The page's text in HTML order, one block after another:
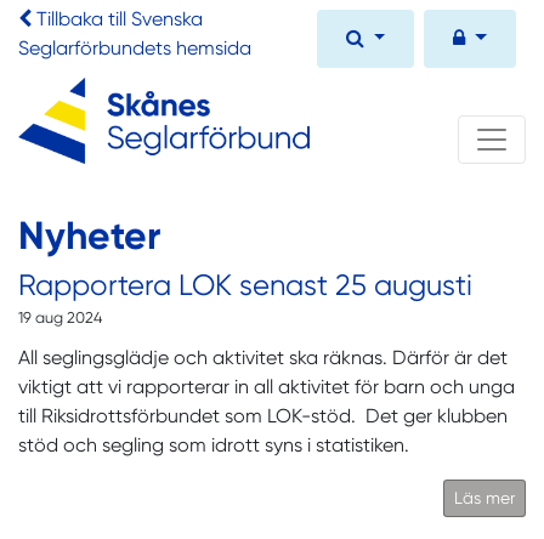
Tillbaka till Svenska
Seglarförbundets hemsida
Nyheter
Rapportera LOK senast 25 augusti
19 aug 2024
All seglingsglädje och aktivitet ska räknas. Därför är det
viktigt att vi rapporterar in all aktivitet för barn och unga
till Riksidrottsförbundet som LOK-stöd. Det ger klubben
stöd och segling som idrott syns i statistiken.
Läs mer